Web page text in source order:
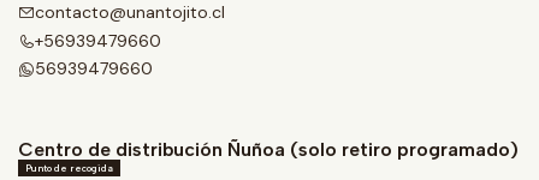
contacto@unantojito.cl
+56939479660
56939479660
Centro de distribución Ñuñoa (solo retiro programado)
Punto de recogida